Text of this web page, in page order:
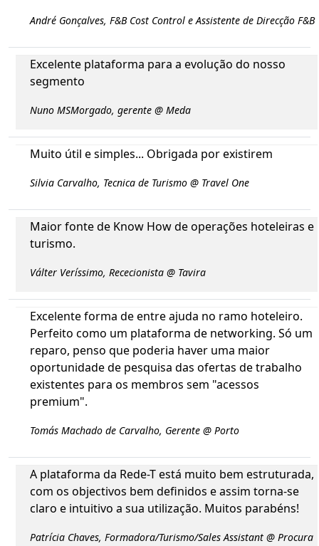
André Gonçalves, F&B Cost Control e Assistente de Direcção F&B
Excelente plataforma para a evolução do nosso
segmento
Nuno MSMorgado, gerente @ Meda
Muito útil e simples... Obrigada por existirem
Silvia Carvalho, Tecnica de Turismo @ Travel One
Maior fonte de Know How de operações hoteleiras e
turismo.
Válter Veríssimo, Rececionista @ Tavira
Excelente forma de entre ajuda no ramo hoteleiro.
Perfeito como um plataforma de networking. Só um
reparo, penso que poderia haver uma maior
oportunidade de pesquisa das ofertas de trabalho
existentes para os membros sem "acessos
premium".
Tomás Machado de Carvalho, Gerente @ Porto
A plataforma da Rede-T está muito bem estruturada,
com os objectivos bem definidos e assim torna-se
claro e intuitivo a sua utilização. Muitos parabéns!
Patrícia Chaves, Formadora/Turismo/Sales Assistant @ Procura